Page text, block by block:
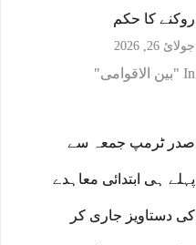
روکنے کا حکم
جولائ 26, 2026
In "بین الاقوامی"
صدر ٹرمپ جمعہ سے
پہلے ہی ابتدائی معاہدے
کی دستاویز جاری کر